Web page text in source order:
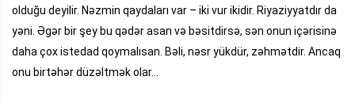
olduğu deyilir. Nəzmin qaydaları var – iki vur ikidir. Riyaziyyatdır da
yəni. Əgər bir şey bu qədər asan və bəsitdirsə, sən onun içərisinə
daha çox istedad qoymalısan. Bəli, nəsr yükdür, zəhmətdir. Ancaq
onu birtəhər düzəltmək olar...